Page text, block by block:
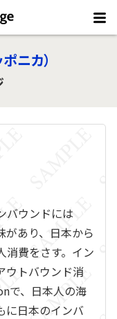
ニカ）
バウンドには
があり、日本から
消費をさす。イン
ウトバウンド消
、日本人の海
に日本のインバ